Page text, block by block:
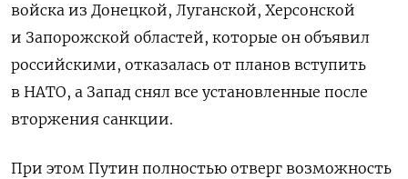
войска из Донецкой, Луганской, Херсонской
и Запорожской областей, которые он объявил
российскими, отказалась от планов вступить
в НАТО, а Запад снял все установленные после
вторжения санкции.
При этом Путин полностью отверг возможность